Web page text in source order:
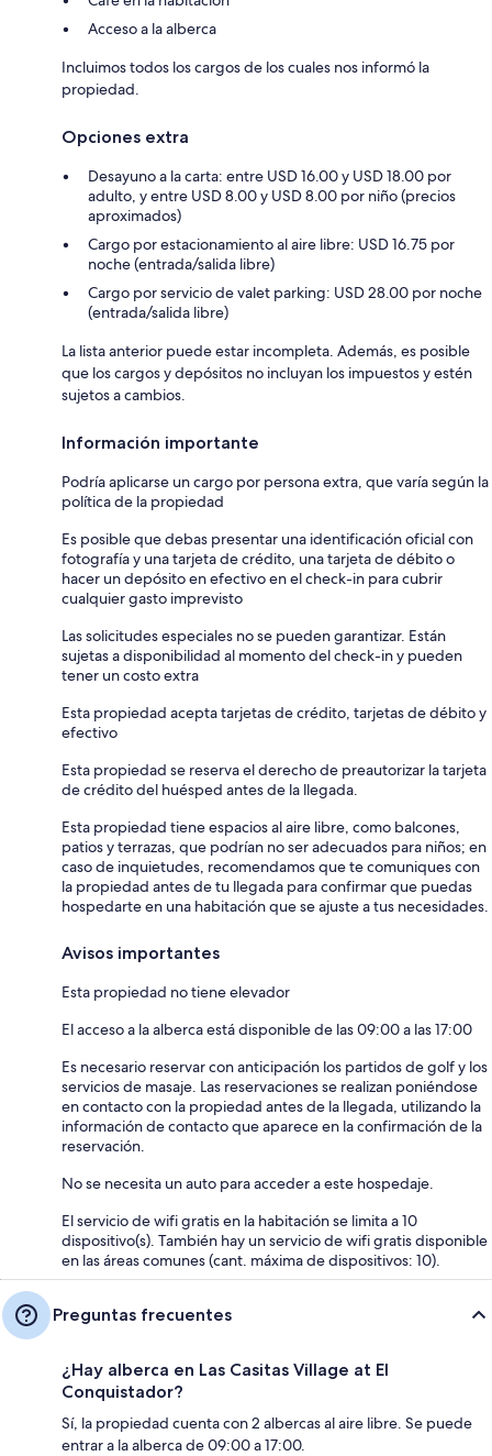
Acceso a la alberca
Incluimos todos los cargos de los cuales nos informó la
propiedad.
Opciones extra
Desayuno a la carta: entre USD 16.00 y USD 18.00 por
adulto, y entre USD 8.00 y USD 8.00 por niño (precios
aproximados)
Cargo por estacionamiento al aire libre: USD 16.75 por
noche (entrada/salida libre)
Cargo por servicio de valet parking: USD 28.00 por noche
(entrada/salida libre)
La lista anterior puede estar incompleta. Además, es posible
que los cargos y depósitos no incluyan los impuestos y estén
sujetos a cambios.
Información importante
Podría aplicarse un cargo por persona extra, que varía según la
política de la propiedad
Es posible que debas presentar una identificación oficial con
fotografía y una tarjeta de crédito, una tarjeta de débito o
hacer un depósito en efectivo en el check-in para cubrir
cualquier gasto imprevisto
Las solicitudes especiales no se pueden garantizar. Están
sujetas a disponibilidad al momento del check-in y pueden
tener un costo extra
Esta propiedad acepta tarjetas de crédito, tarjetas de débito y
efectivo
Esta propiedad se reserva el derecho de preautorizar la tarjeta
de crédito del huésped antes de la llegada.
Esta propiedad tiene espacios al aire libre, como balcones,
patios y terrazas, que podrían no ser adecuados para niños; en
caso de inquietudes, recomendamos que te comuniques con
la propiedad antes de tu llegada para confirmar que puedas
hospedarte en una habitación que se ajuste a tus necesidades.
Avisos importantes
Esta propiedad no tiene elevador
El acceso a la alberca está disponible de las 09:00 a las 17:00
Es necesario reservar con anticipación los partidos de golf y los
servicios de masaje. Las reservaciones se realizan poniéndose
en contacto con la propiedad antes de la llegada, utilizando la
información de contacto que aparece en la confirmación de la
reservación.
No se necesita un auto para acceder a este hospedaje.
El servicio de wifi gratis en la habitación se limita a 10
dispositivo(s). También hay un servicio de wifi gratis disponible
en las áreas comunes (cant. máxima de dispositivos: 10).
Preguntas frecuentes
¿Hay alberca en Las Casitas Village at El
Conquistador?
Sí, la propiedad cuenta con 2 albercas al aire libre. Se puede
entrar a la alberca de 09:00 a 17:00.